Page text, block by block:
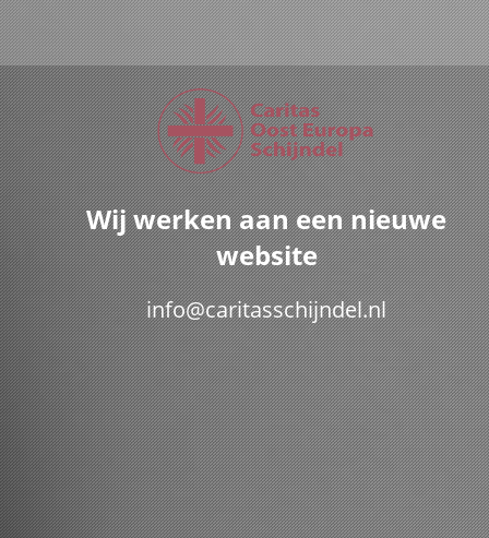
Wij werken aan een nieuwe
website
info@caritasschijndel.nl